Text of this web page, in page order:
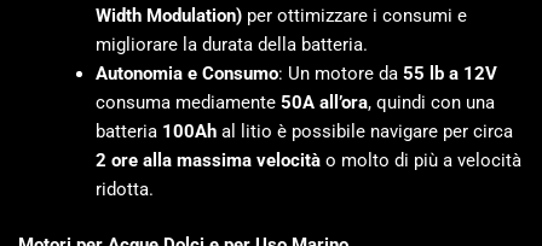
Width Modulation)per ottimizzare i consumi e
migliorare la durata della batteria.
Autonomia e Consumo: Un motore da 55 lb a 12V
consuma mediamente 50A all’ora, quindi con una
batteria 100Ahal litio è possibile navigare per circa
2 ore alla massima velocitào molto di più a velocità
ridotta.